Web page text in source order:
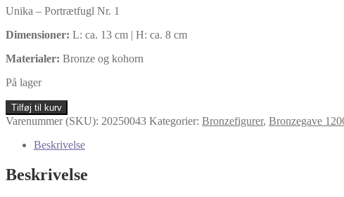
Unika – Portrætfugl Nr. 1
Dimensioner: L: ca. 13 cm | H: ca. 8 cm
Materialer: Bronze og kohorn
På lager
Fuglehoved
i
1
antal
Tilføj til kurv
Varenummer (SKU): 20250043 Kategorier: Bronzefigurer, Bronzegave
Beskrivelse
Beskrivelse